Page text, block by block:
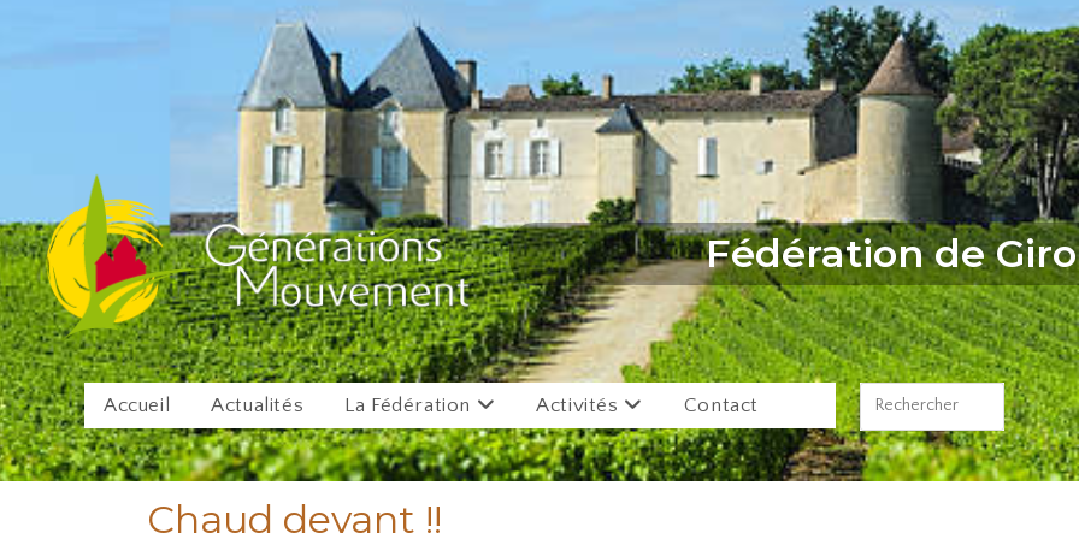
Fédération de
Accueil Actualités La Fédération Activités Contact
Chaud devant !!